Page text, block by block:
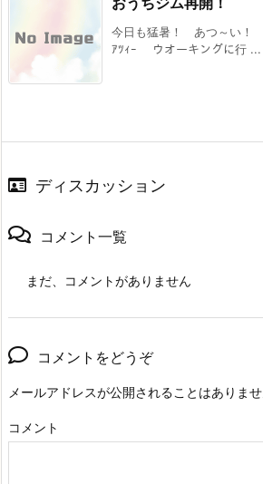
今日も猛暑！ あつ～い！
ｱﾂｨｰ ウオーキングに行 ...
ディスカッション
コメント一覧
まだ、コメントがありません
コメントをどうぞ
メールアドレスが公開されることはありませ
コメント